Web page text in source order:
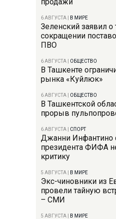
6 АВГУСТА В МИРЕ
Зеленский заявил о
сокращении
ПВО
6 АВГУСТА ОБЩЕСТВО
В Ташкенте
рынка «Куйлюк»
6 АВГУСТА ОБЩЕСТВО
В Ташкентской
прорыв
6 АВГУСТА СПОРТ
Джанни Инфантино
президента ФИФА
критику
5 АВГУСТА В МИРЕ
Экс-чиновники из
провели тайную
– СМИ
5 АВГУСТА В МИРЕ